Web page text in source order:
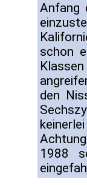
Anfang
schon
den
1988